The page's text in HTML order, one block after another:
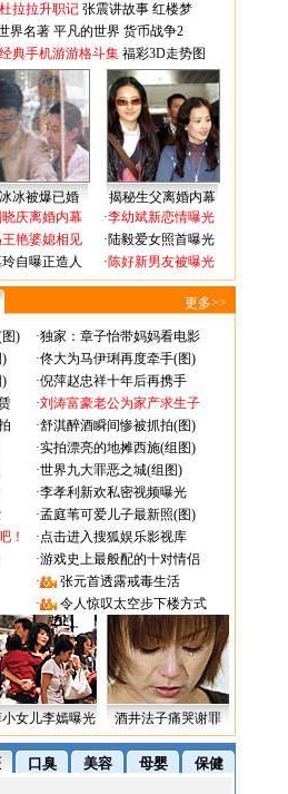
杜拉拉升职记 张震讲故事 红楼梦
界名著 平凡的世界 货币战争2
经典手机游游格斗集 福彩3D走势图
冰被爆已婚
揭秘生父离婚内幕
庆离婚内幕
王艳婆媳相见
自曝正造人
·李幼斌新恋情曝光
·陆毅爱女照首曝光
·陈好新男友被曝光
更多>>
) ·独家：章子怡带妈妈看电影
) ·佟大为马伊琍再度牵手(图)
) ·倪萍赵忠祥十年后再携手
·刘涛富豪老公为家产求生子
·舒淇醉酒瞬间惨被抓拍(图)
·实拍漂亮的地摊西施(组图)
·世界九大罪恶之城(组图)
·李孝利新欢私密视频曝光
·孟庭苇可爱儿子最新照(图)
！ ·点击进入搜狐娱乐影视库
·游戏史上最般配的十对情侣
·
张元首透露戒毒生活
· 令人惊叹太空步下楼方式
女儿李嫣曝光 酒井法子痛哭谢罪